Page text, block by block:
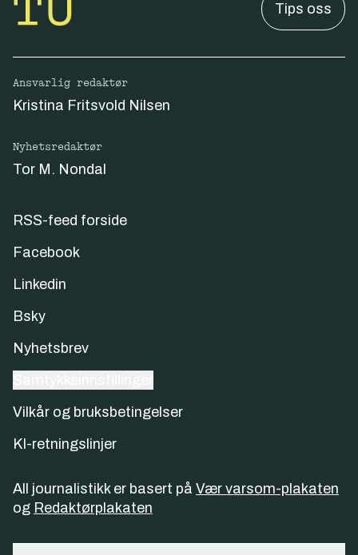
Tips oss
Ansvarlig redaktør
Kristina Fritsvold Nilsen
Nyhetsredaktør
Tor M. Nondal
RSS-feed forside
Facebook
Linkedin
Bsky
Nyhetsbrev
Vilkår og bruksbetingelser
KI-retningslinjer
All journalistikk er basert på Vær varsom-plakaten
og Redaktørplakaten